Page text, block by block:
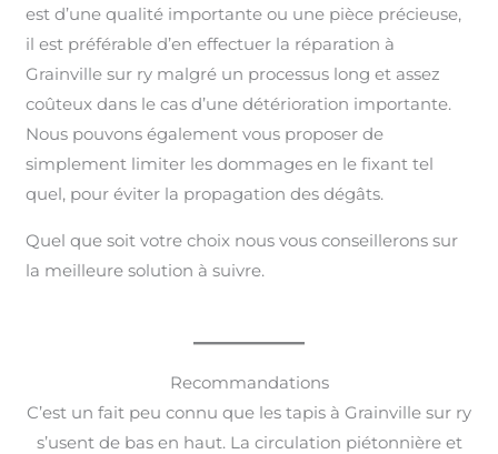
est d’une qualité importante ou une pièce précieuse,
il est préférable d’en effectuer la réparation à
Grainville sur ry malgré un processus long et assez
coûteux dans le cas d’une détérioration importante.
Nous pouvons également vous proposer de
simplement limiter les dommages en le fixant tel
quel, pour éviter la propagation des dégâts.
Quel que soit votre choix nous vous conseillerons sur
la meilleure solution à suivre.
Recommandations
C’est un fait peu connu que les tapis à Grainville sur ry
s’usent de bas en haut. La circulation piétonnière et